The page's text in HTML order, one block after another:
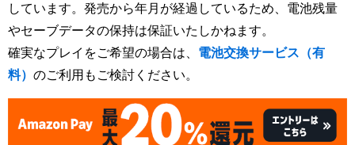
しています。発売から年月が経過しているため、電池残量
やセーブデータの保持は保証いたしかねます。
確実なプレイをご希望の場合は、 電池交換サービス（有
料） のご利用もご検討ください。